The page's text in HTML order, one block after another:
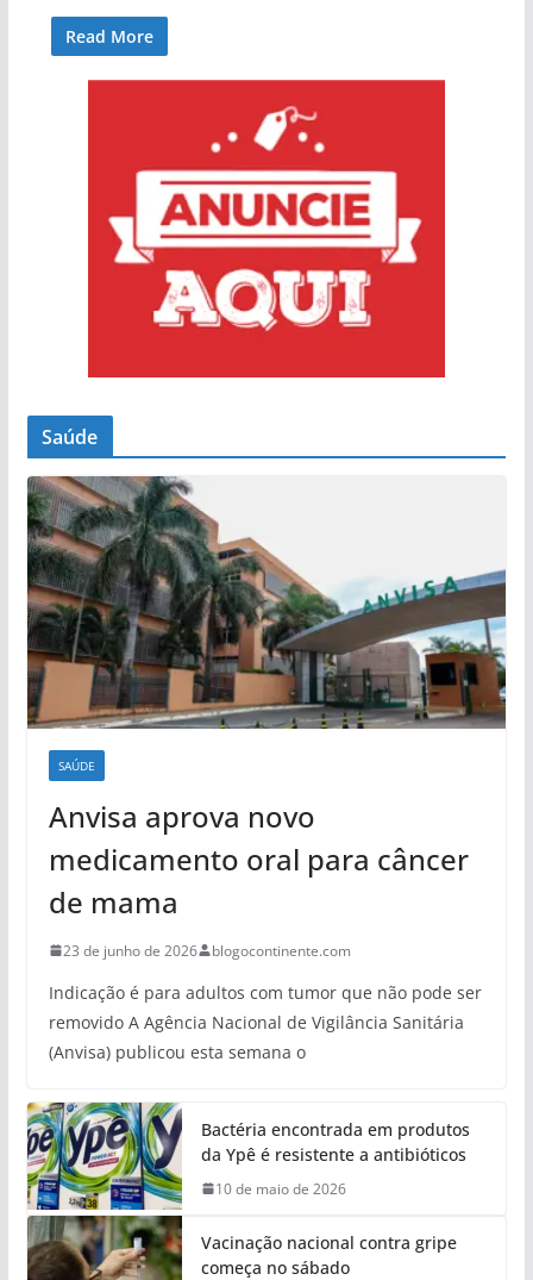
Read More
Saúde
SAÚDE
Anvisa aprova novo
medicamento oral para câncer
de mama
23 de junho de 2026 blogocontinente.com
Indicação é para adultos com tumor que não pode ser
removido A Agência Nacional de Vigilância Sanitária
(Anvisa) publicou esta semana o
Bactéria encontrada em produtos
da Ypê é resistente a antibióticos
10 de maio de 2026
Vacinação nacional contra gripe
começa no sábado